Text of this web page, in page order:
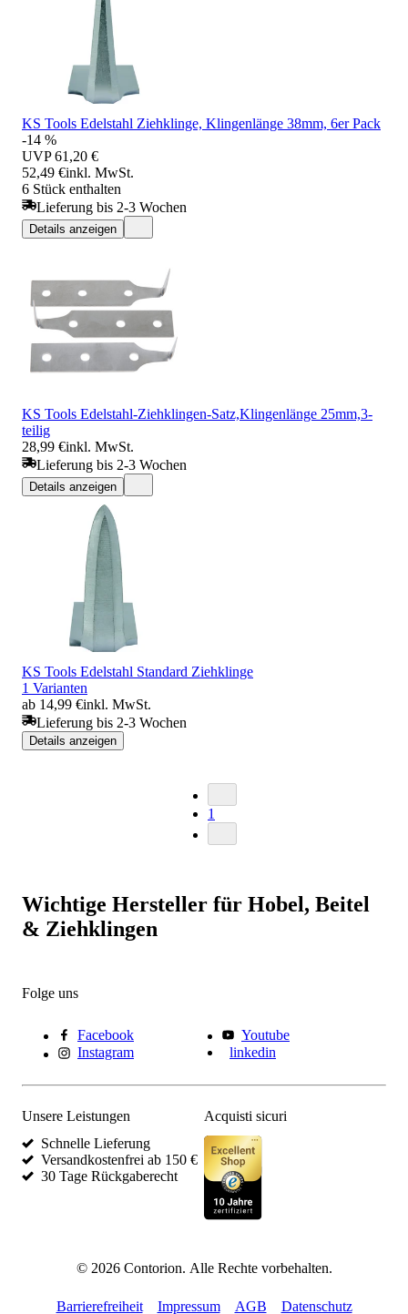
KS Tools Edelstahl Ziehklinge, Klingenlänge 38mm, 6er Pack
-14 %
UVP 61,20 €
52,49 €inkl. MwSt.
6 Stück enthalten
Lieferung bis 2-3 Wochen
Details anzeigen
KS Tools Edelstahl-Ziehklingen-Satz,Klingenlänge 25mm,3-
teilig
28,99 €inkl. MwSt.
Lieferung bis 2-3 Wochen
Details anzeigen
KS Tools Edelstahl Standard Ziehklinge
1 Varianten
ab 14,99 €inkl. MwSt.
Lieferung bis 2-3 Wochen
Details anzeigen
1
Wichtige Hersteller für Hobel, Beitel
& Ziehklingen
Folge uns
Facebook
Youtube
Instagram
linkedin
Unsere Leistungen
Schnelle Lieferung
Versandkostenfrei ab 150 €
30 Tage Rückgaberecht
Acquisti sicuri
© 2026Contorion. Alle Rechte vorbehalten.
Barrierefreiheit Impressum AGB Datenschutz